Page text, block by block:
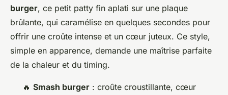
burger, ce petit patty fin aplati sur une plaque
brûlante, qui caramélise en quelques secondes pour
offrir une croûte intense et un cœur juteux. Ce style,
simple en apparence, demande une maîtrise parfaite
de la chaleur et du timing.
🔥 Smash burger : croûte croustillante, cœur